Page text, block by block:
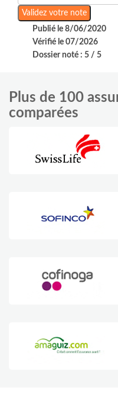
Publié le 8/06/2020
Vérifié le 07/2026
Dossier noté : 5 / 5
Plus de 100
comparées